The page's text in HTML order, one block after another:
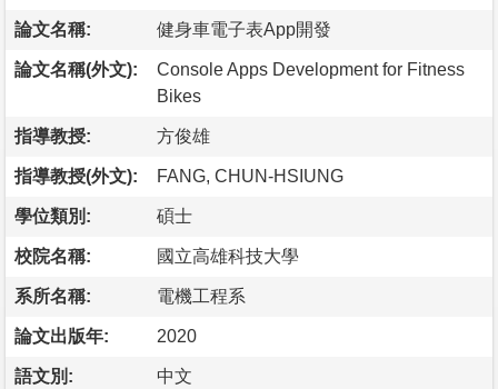
論文名稱: 健身車電子表App開發
論文名稱(外文):
Console Apps Development for Fitness
Bikes
指導教授: 方俊雄
指導教授(外文): FANG, CHUN-HSIUNG
學位類別: 碩士
校院名稱: 國立高雄科技大學
系所名稱: 電機工程系
論文出版年: 2020
語文別: 中文